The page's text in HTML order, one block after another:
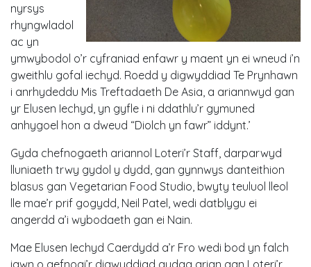
nyrsys
rhyngwladol
ac yn
ymwybodol o’r cyfraniad enfawr y maent yn ei wneud i’n
gweithlu gofal iechyd. Roedd y digwyddiad Te Prynhawn
i anrhydeddu Mis Treftadaeth De Asia, a ariannwyd gan
yr Elusen Iechyd, yn gyfle i ni ddathlu’r gymuned
anhygoel hon a dweud “Diolch yn fawr” iddynt.’
Gyda chefnogaeth ariannol Loteri’r Staff, darparwyd
lluniaeth trwy gydol y dydd, gan gynnwys danteithion
blasus gan Vegetarian Food Studio, bwyty teuluol lleol
lle mae’r prif gogydd, Neil Patel, wedi datblygu ei
angerdd a’i wybodaeth gan ei Nain.
Mae Elusen Iechyd Caerdydd a’r Fro wedi bod yn falch
iawn o gefnogi’r digwyddiad gydag arian gan Loteri’r